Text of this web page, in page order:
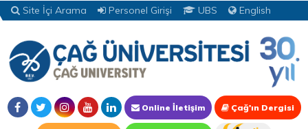
Site İçi Arama Personel Girişi UBS English
Online İletişim Çağ'ın Dergisi